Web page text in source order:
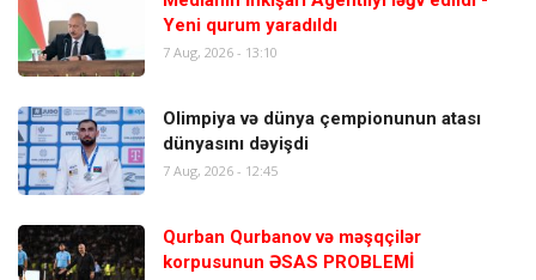
Yeni qurum yaradıldı
7 Aug, 2026 - 13:10
Olimpiya və dünya çempionunun atası
dünyasını dəyişdi
7 Aug, 2026 - 12:45
Qurban Qurbanov və məşqçilər
korpusunun ƏSAS PROBLEMİ